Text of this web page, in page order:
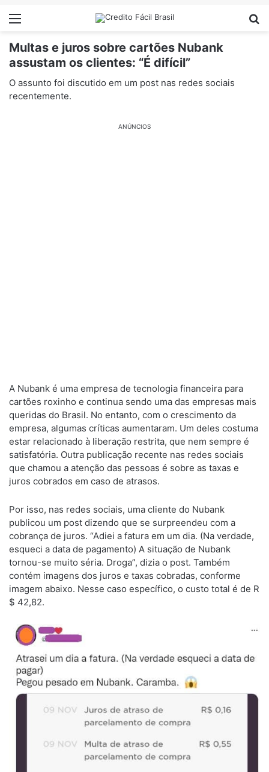
Menu
Multas e juros sobre cartões Nubank
assustam os clientes: “É difícil”
O assunto foi discutido em um post nas redes sociais
recentemente.
ANÚNCIOS
A Nubank é uma empresa de tecnologia financeira para
cartões roxinho e continua sendo uma das empresas mais
queridas do Brasil. No entanto, com o crescimento da
empresa, algumas críticas aumentaram. Um deles costuma
estar relacionado à liberação restrita, que nem sempre é
satisfatória. Outra publicação recente nas redes sociais
que chamou a atenção das pessoas é sobre as taxas e
juros cobrados em caso de atrasos.
Por isso, nas redes sociais, uma cliente do Nubank
publicou um post dizendo que se surpreendeu com a
cobrança de juros. “Adiei a fatura em um dia. (Na verdade,
esqueci a data de pagamento) A situação de Nubank
tornou-se muito séria. Droga”, dizia o post. Também
contém imagens dos juros e taxas cobradas, conforme
imagem abaixo. Nesse caso específico, o custo total é de R
$ 42,82.